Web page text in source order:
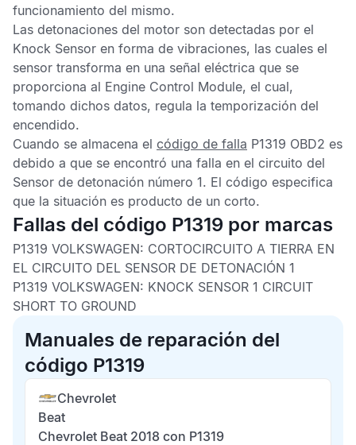
funcionamiento del mismo.
Las detonaciones del motor son detectadas por el
Knock Sensor en forma de vibraciones, las cuales el
sensor transforma en una señal eléctrica que se
proporciona al Engine Control Module, el cual,
tomando dichos datos, regula la temporización del
encendido.
Cuando se almacena el código de falla P1319 OBD2 es
debido a que se encontró una falla en el circuito del
Sensor de detonación número 1. El código especifica
que la situación es producto de un corto.
Fallas del código P1319 por marcas
P1319 VOLKSWAGEN: CORTOCIRCUITO A TIERRA EN
EL CIRCUITO DEL SENSOR DE DETONACIÓN 1
P1319 VOLKSWAGEN: KNOCK SENSOR 1 CIRCUIT
SHORT TO GROUND
Manuales de reparación del
código P1319
Chevrolet
Beat
Chevrolet Beat 2018 con P1319